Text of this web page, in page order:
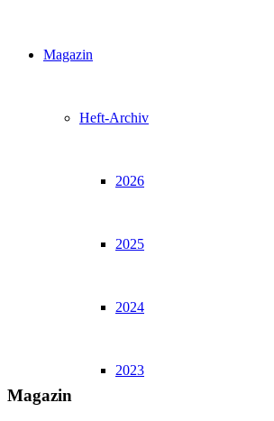
Magazin
Heft-Archiv
2026
2025
2024
2023
Magazin